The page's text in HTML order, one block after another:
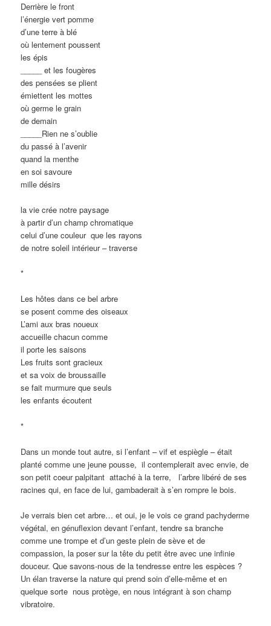
Derrière le front
l’énergie vert pomme
d’une terre à blé
où lentement poussent
les épis
_____ et les fougères
des pensées se plient
émiettent les mottes
où germe le grain
de demain
_____Rien ne s’oublie
du passé à l’avenir
quand la menthe
en soi savoure
mille désirs
la vie crée notre paysage
à partir d’un champ chromatique
celui d’une couleur que les rayons
de notre soleil intérieur – traverse
*
Les hôtes dans ce bel arbre
se posent comme des oiseaux
L’ami aux bras noueux
accueille chacun comme
il porte les saisons
Les fruits sont gracieux
et sa voix de broussaille
se fait murmure que seuls
les enfants écoutent
*
Dans un monde tout autre, si l’enfant – vif et espiègle – était
planté comme une jeune pousse, il contemplerait avec envie, de
son petit coeur palpitant attaché à la terre, l’arbre libéré de ses
racines qui, en face de lui, gambaderait à s’en rompre le bois.
Je verrais bien cet arbre… et oui, je le vois ce grand pachyderme
végétal, en génuflexion devant l’enfant, tendre sa branche
comme une trompe et d’un geste plein de sève et de
compassion, la poser sur la tête du petit être avec une infinie
douceur. Que savons-nous de la tendresse entre les espèces ?
Un élan traverse la nature qui prend soin d’elle-même et en
quelque sorte nous protège, en nous intégrant à son champ
vibratoire.